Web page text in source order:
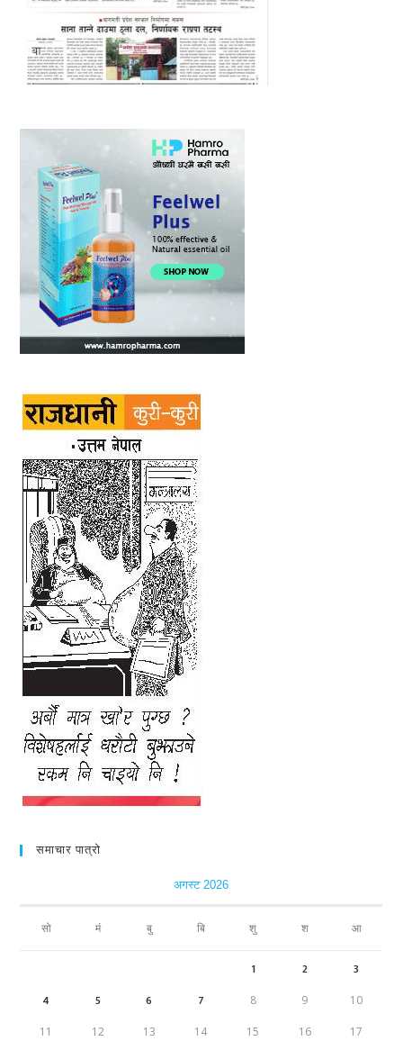
समाचार पात्रो
अगस्ट 2026
सो मं बु बि शु श आ
1 2
3
4
5 6 7 8 9 10
11 12 13 14 15 16 17